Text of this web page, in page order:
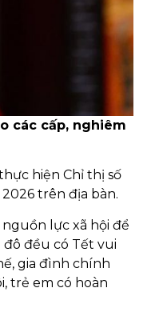
các cấp, nghiêm
hiện Chỉ thị số
trên địa bàn.
lực xã hội để
đều có Tết vui
gia đình chính
trẻ em có hoàn